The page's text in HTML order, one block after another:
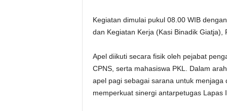
Kegiatan dimulai pukul 08.00 WIB
dan Kegiatan Kerja (Kasi Binadik Giatja),
Apel diikuti secara fisik oleh pejabat
CPNS, serta mahasiswa PKL. Dalam
apel pagi sebagai sarana untuk
memperkuat sinergi antarpetugas Lapas